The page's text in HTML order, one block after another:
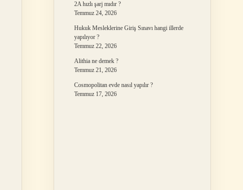
2A hızlı şarj mıdır ?
Temmuz 24, 2026
Hukuk Mesleklerine Giriş Sınavı hangi illerde
yapılıyor ?
Temmuz 22, 2026
Alithia ne demek ?
Temmuz 21, 2026
Cosmopolitan evde nasıl yapılır ?
Temmuz 17, 2026